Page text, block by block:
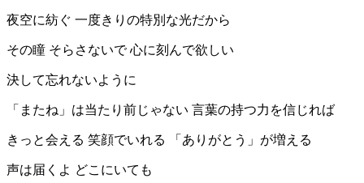
夜空に紡ぐ 一度きりの特別な光だから
その瞳 そらさないで 心に刻んで欲しい
決して忘れないように
「またね」は当たり前じゃない 言葉の持つ力を信じれば
きっと会える 笑顔でいれる 「ありがとう」が増える
声は届くよ どこにいても